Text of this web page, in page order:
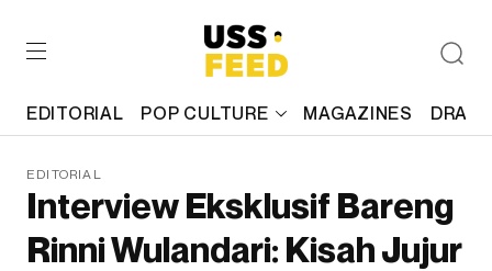
EDITORIAL POP CULTURE MAGAZINES
EDITORIAL
Interview Eksklusif Bareng
Rinni Wulandari: Kisah Jujur